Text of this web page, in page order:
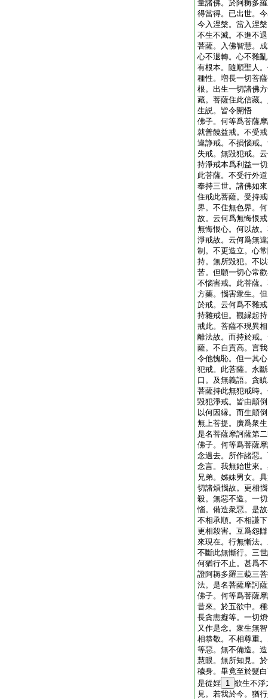
量諸佛。於阿耨多
得當得。已出世。
今入涅槃。當入涅
不生不滅。不進不
菩薩。入佛智慧。
心不退轉。心不雜
有根本。隨順聖人
種性。増長一切菩
根。出生一切諸佛
藏。菩薩住此信藏
生説。皆令開悟
佛子。何等爲菩薩
就普饒益戒。不受
違諍戒。不損惱戒
失戒。無毀犯戒。
持淨戒本爲利益一
此菩薩。不受行外
奉持三世。諸佛如
住戒此菩薩。受持
界。不住無色界。
故。云何爲無悔恨
無悔恨心。何以故
淨戒故。云何爲無
制。不更造立。心
持。無所毀犯。不
苦。但願一切心常
不惱害戒。此菩薩
方藥。惱害衆生。
於戒。云何爲不雜
持雜戒但。觀縁起
戒此。菩薩不現異
離法故。而持於戒
薩。不自貢高。言
令他愧恥。但一其
犯戒。此菩薩。永
口。及無義語。貪
菩薩持此無犯戒時
毀犯淨戒。皆由顛
以何因縁。而生顛
無上菩提。廣爲衆
是名菩薩摩訶薩第
佛子。何等爲菩薩
念過去。所作諸惡
念言。我無始世來
兄弟。姊妹男女。
切諸煩惱故。更相
殺。無惡不造。一
惱。備造衆惡。是
不相承順。不相謙
更相殺害。互爲怨
來現在。行無慚法
不斷此無慚行。三
何猶行不止。甚爲
證阿耨多羅三藐三
法。是名菩薩摩訶
佛子。何等爲菩薩
昔來。於五欲中。
長貪恚癡等。一切
又作是念。衆生無
相恭敬。不相尊重
等惡。無不備造。
慧眼。無所知見。
穢身。畢竟至於髮
是從婬 1 欲生不淨
見。若我於今。猶